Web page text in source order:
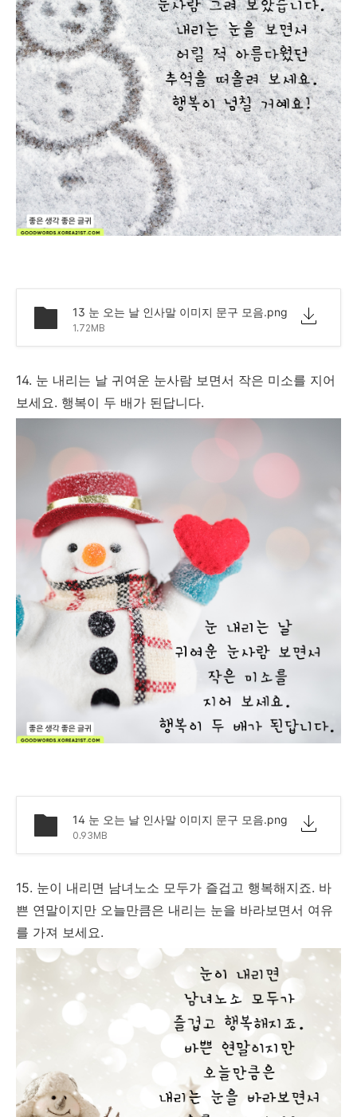
13 눈 오는 날 인사말 이미지 문구 모음.png
1.72MB
14. 눈 내리는 날 귀여운 눈사람 보면서 작은 미소를 지어
보세요. 행복이 두 배가 된답니다.
14 눈 오는 날 인사말 이미지 문구 모음.png
0.93MB
15. 눈이 내리면 남녀노소 모두가 즐겁고 행복해지죠. 바
쁜 연말이지만 오늘만큼은 내리는 눈을 바라보면서 여유
를 가져 보세요.